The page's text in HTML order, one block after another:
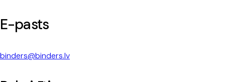
E-pasts
binders@binders.lv